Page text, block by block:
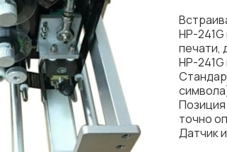
HP-
печати,
HP-
точно
Датчик